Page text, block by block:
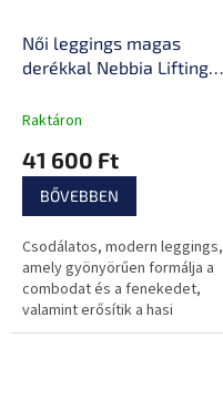
Női leggings magas
derékkal Nebbia Lifting
Raktáron
41 600 Ft
BŐVEBBEN
Csodálatos, modern leggings,
amely gyönyörűen formálja a
combodat és a fenekedet,
valamint erősítik a hasi
területet. Ráadásul biztosan